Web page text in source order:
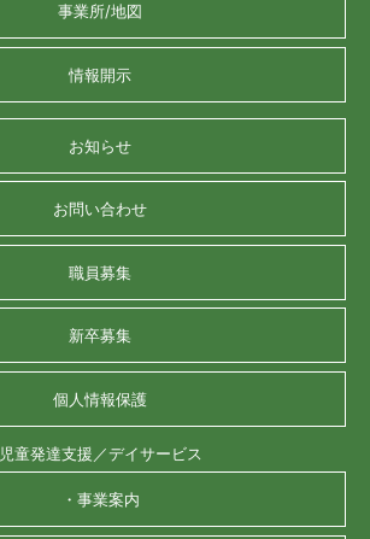
事業所/地図
情報開示
お知らせ
お問い合わせ
職員募集
新卒募集
個人情報保護
児童発達支援／デイサービス
・事業案内